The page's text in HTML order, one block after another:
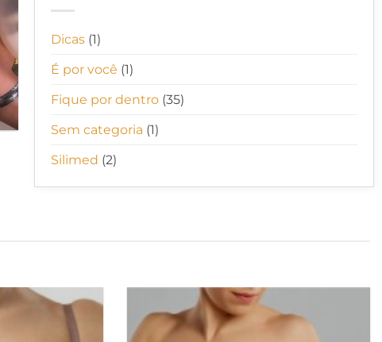
Dicas (1)
É por você (1)
Fique por dentro (35)
Sem categoria (1)
Silimed (2)